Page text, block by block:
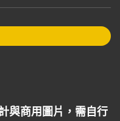
與商用圖片，需自行